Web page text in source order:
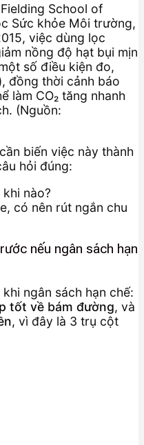
School of
Sức khỏe Môi trường,
việc dùng lọc
nồng độ hạt bụi mịn
số điều kiện đo,
đồng thời cảnh báo
làm CO₂ tăng nhanh
(Nguồn:
biến việc này thành
hỏi đúng:
nào?
có nên rút ngắn chu
nếu ngân sách hạn
ngân sách hạn chế:
tốt về bám đường, và
, vì đây là 3 trụ cột